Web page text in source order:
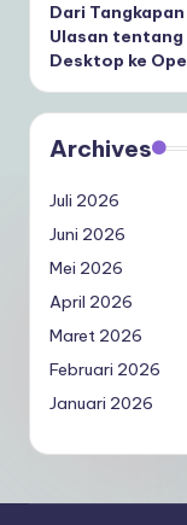
Dari
Ulasan tentang
Desktop ke
Archives
Juli 2026
Juni 2026
Mei 2026
April 2026
Maret 2026
Februari 2026
Januari 2026